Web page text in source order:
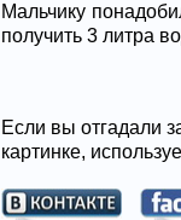
Мальчику
получить 3 литра
Если вы отгадали
картинке,